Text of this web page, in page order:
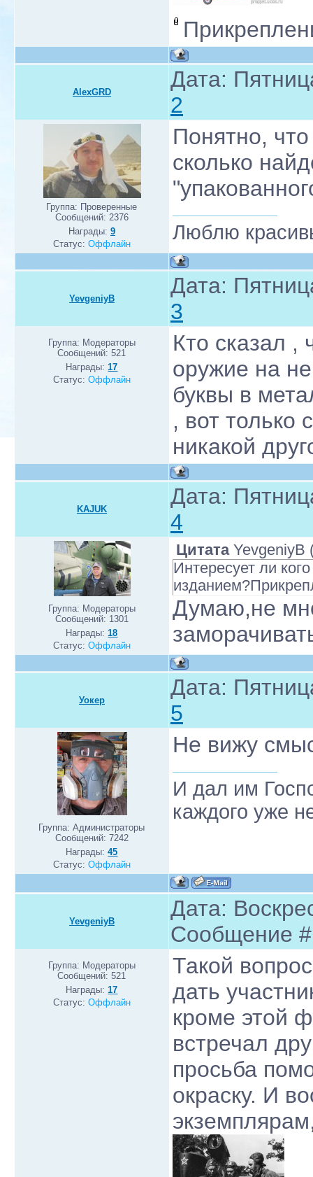
AlexGRD
Дата:
2
Группа: Проверенные
Сообщений: 2376
Награды: 9
Статус: Оффлайн
Понятно,
сколько
Люблю
YevgeniyB
Дата:
3
Группа: Модераторы
Сообщений:521
Награды:17
Статус: Оффлайн
Кто сказал ,
оружие на
буквы в
, вот только
никакой
KAJUK
Дата:
4
Группа: Модераторы
Сообщений: 1301
Награды:18
Статус: Оффлайн
Цитата YevgeniyB
Интересует ли
Думаю,не
Уокер
Дата:
5
Группа: Администраторы
Сообщений: 7242
Награды:45
Статус: Оффлайн
Не вижу
И дал им
каждого уже
YevgeniyB
Дата:
Сообщение
Группа: Модераторы
Сообщений:521
Награды:17
Статус: Оффлайн
Такой
дать
кроме этой
встречал
просьба
окраску. И